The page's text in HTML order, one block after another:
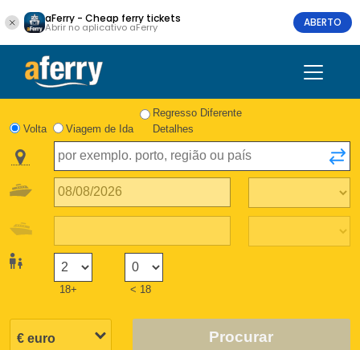
aFerry - Cheap ferry tickets
Abrir no aplicativo aFerry ABERTO
Volta Viagem de Ida
Regresso Diferente
Detalhes
18+ < 18
Procurar